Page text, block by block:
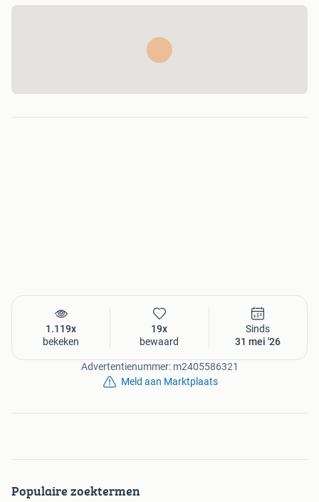
1.119x
bekeken
19x
bewaard
Sinds
31 mei '26
Advertentienummer: m2405586321
Meld aan Marktplaats
Populaire zoektermen